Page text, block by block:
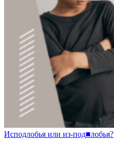
Исподлобья или из-под■лобья?